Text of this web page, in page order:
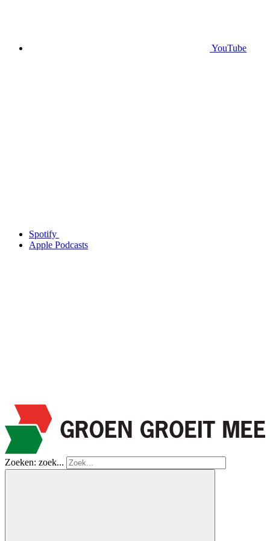
YouTube
Spotify
Apple Podcasts
Zoeken: zoek...